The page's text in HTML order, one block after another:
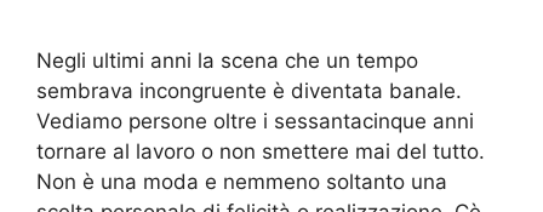
Negli ultimi anni la scena che un tempo
sembrava incongruente è diventata banale.
Vediamo persone oltre i sessantacinque anni
tornare al lavoro o non smettere mai del tutto.
Non è una moda e nemmeno soltanto una